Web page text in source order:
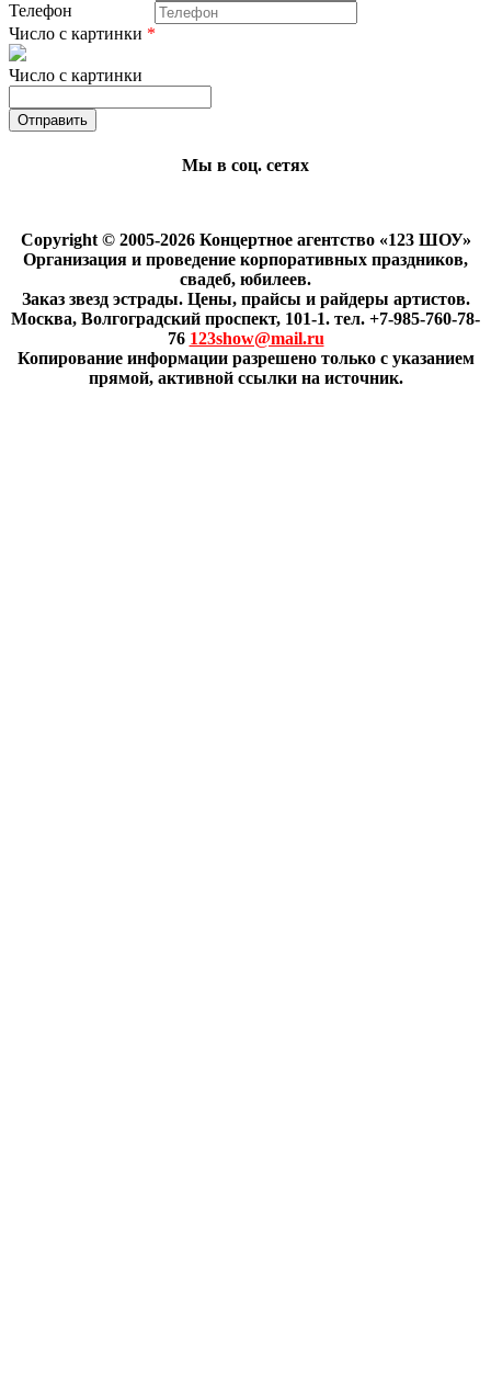
Телефон
Число с картинки *
Число с картинки
Мы в соц. сетях
Copyright © 2005-2026 Концертное агентство «123 ШОУ»
Организация и проведение корпоративных праздников,
свадеб, юбилеев.
Заказ звезд эстрады. Цены, прайсы и райдеры артистов.
Москва, Волгоградский проспект, 101-1. тел. +7-985-760-78-
76 123show@mail.ru
Копирование информации разрешено только с указанием
прямой, активной ссылки на источник.